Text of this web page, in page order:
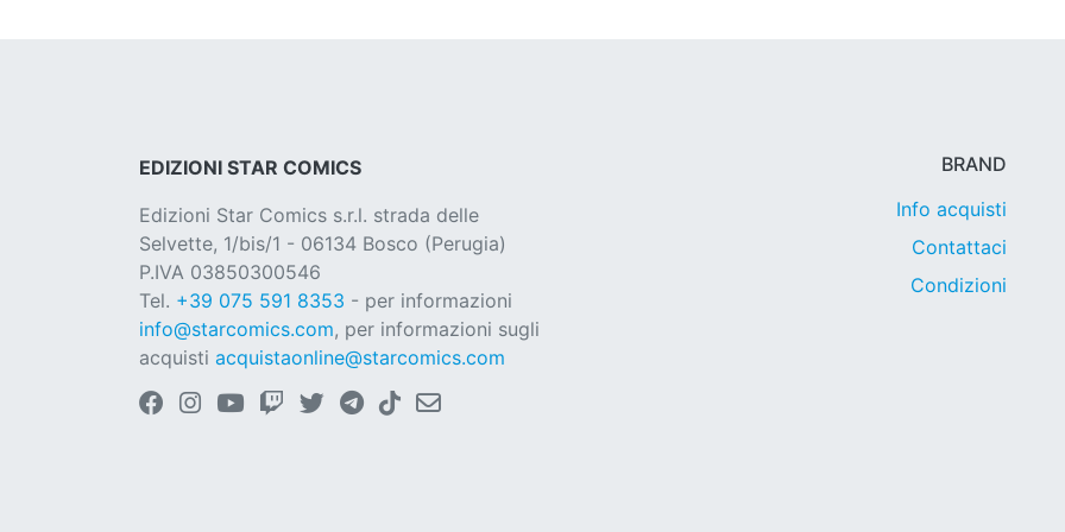
EDIZIONI STAR COMICS
Edizioni Star Comics s.r.l. strada delle
Selvette, 1/bis/1 - 06134 Bosco (Perugia)
P.IVA 03850300546
Tel. +39 075 591 8353 - per informazioni
info@starcomics.com, per informazioni sugli
acquisti acquistaonline@starcomics.com
BRAND
Info acquisti
Contattaci
Condizioni